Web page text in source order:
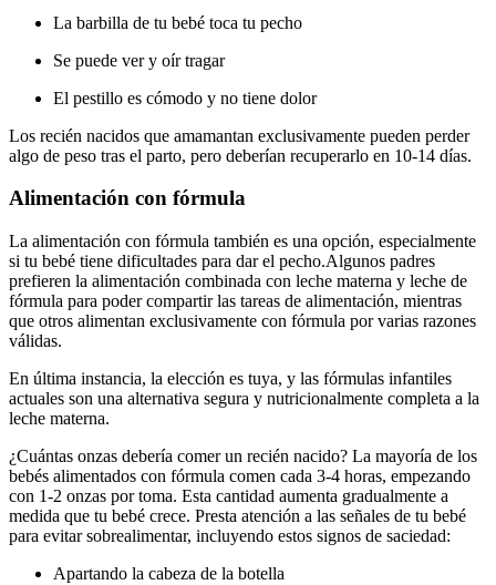
La barbilla de tu bebé toca tu pecho
Se puede ver y oír tragar
El pestillo es cómodo y no tiene dolor
Los recién nacidos que amamantan exclusivamente pueden perder
algo de peso tras el parto, pero deberían recuperarlo en 10-14 días.
Alimentación con fórmula
La alimentación con fórmula también es una opción, especialmente
si tu bebé tiene dificultades para dar el pecho.Algunos padres
prefieren la alimentación combinada con leche materna y leche de
fórmula para poder compartir las tareas de alimentación, mientras
que otros alimentan exclusivamente con fórmula por varias razones
válidas.
En última instancia, la elección es tuya, y las fórmulas infantiles
actuales son una alternativa segura y nutricionalmente completa a la
leche materna.
¿Cuántas onzas debería comer un recién nacido? La mayoría de los
bebés alimentados con fórmula comen cada 3-4 horas, empezando
con 1-2 onzas por toma. Esta cantidad aumenta gradualmente a
medida que tu bebé crece. Presta atención a las señales de tu bebé
para evitar sobrealimentar, incluyendo estos signos de saciedad:
Apartando la cabeza de la botella